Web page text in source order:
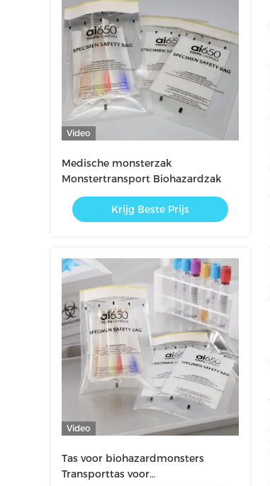
Video
Medische monsterzak
Monstertransport Biohazardzak
Krijg Beste Prijs
Video
Tas voor biohazardmonsters
Transporttas voor